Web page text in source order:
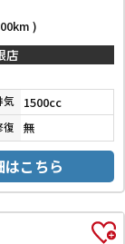
)
店
気 1500cc
復 無
はこちら